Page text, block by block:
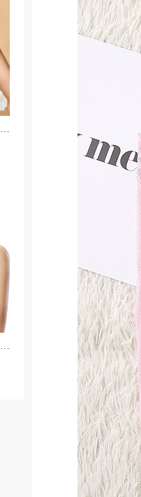
新款无钢圈背心式中厚杯聚拢文胸 托玛琳果冻养护内衣厂家直销
跨境爆款背心式睡眠文胸运动内衣薄款无钢圈透气聚拢文胸套装厂家